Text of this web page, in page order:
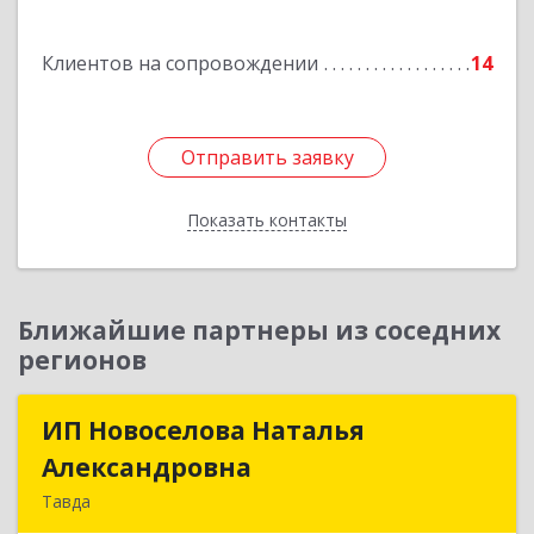
Клиентов на сопровождении 14
Отправить заявку
Показать контакты
Отправить заявку
Назад
Ближайшие партнеры из соседних
регионов
ИП Новоселова Наталья
Александровна
Тавда
ИП Новоселова Наталья